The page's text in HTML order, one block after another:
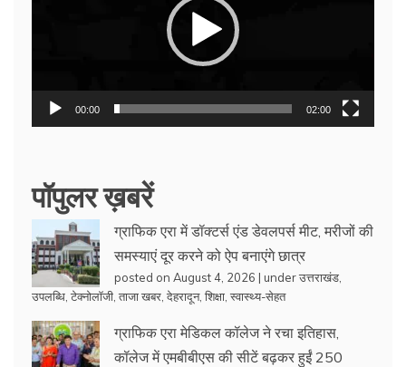
00:00 02:00
पॉपुलर ख़बरें
ग्राफिक एरा में डॉक्टर्स एंड डेवलपर्स मीट, मरीजों की
समस्याएं दूर करने को ऐप बनाएंगे छात्र
posted on August 4, 2026 | underउत्तराखंड
उपलब्धि टेक्नोलॉजी ताजा खबर देहरादून, शिक्षा स्वास्थ्य-सेहत
ग्राफिक एरा मेडिकल कॉलेज ने रचा इतिहास,
कॉलेज में एमबीबीएस की सीटें बढ़कर हुईं 250